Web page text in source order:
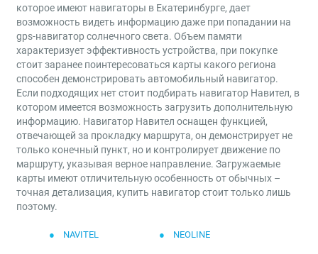
которое имеют навигаторы в Екатеринбурге, дает
возможность видеть информацию даже при попадании на
gps-навигатор солнечного света. Объем памяти
характеризует эффективность устройства, при покупке
стоит заранее поинтересоваться карты какого региона
способен демонстрировать автомобильный навигатор.
Если подходящих нет стоит подбирать навигатор Навител, в
котором имеется возможность загрузить дополнительную
информацию. Навигатор Навител оснащен функцией,
отвечающей за прокладку маршрута, он демонстрирует не
только конечный пункт, но и контролирует движение по
маршруту, указывая верное направление. Загружаемые
карты имеют отличительную особенность от обычных –
точная детализация, купить навигатор стоит только лишь
поэтому.
NAVITEL NEOLINE